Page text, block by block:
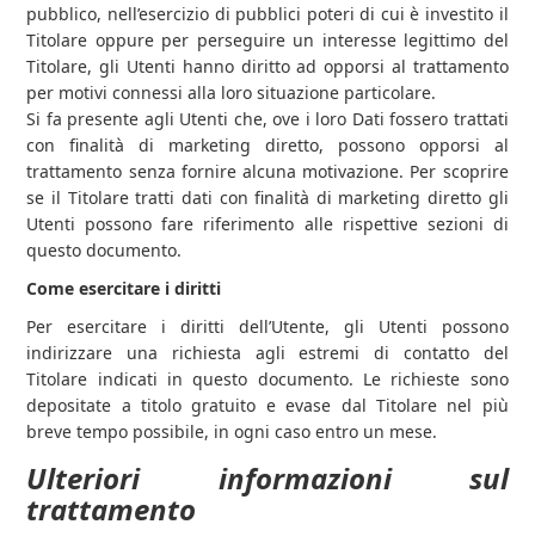
pubblico, nell’esercizio di pubblici poteri di cui è investito il
Titolare oppure per perseguire un interesse legittimo del
Titolare, gli Utenti hanno diritto ad opporsi al trattamento
per motivi connessi alla loro situazione particolare.
Si fa presente agli Utenti che, ove i loro Dati fossero trattati
con finalità di marketing diretto, possono opporsi al
trattamento senza fornire alcuna motivazione. Per scoprire
se il Titolare tratti dati con finalità di marketing diretto gli
Utenti possono fare riferimento alle rispettive sezioni di
questo documento.
Come esercitare i diritti
Per esercitare i diritti dell’Utente, gli Utenti possono
indirizzare una richiesta agli estremi di contatto del
Titolare indicati in questo documento. Le richieste sono
depositate a titolo gratuito e evase dal Titolare nel più
breve tempo possibile, in ogni caso entro un mese.
Ulteriori informazioni sul
trattamento